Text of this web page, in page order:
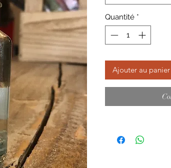
Quantité *
Ajouter au panier